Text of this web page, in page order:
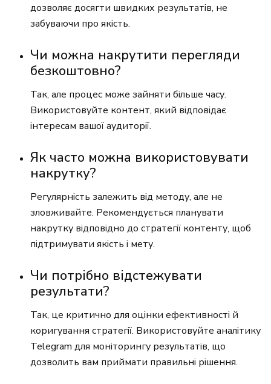
дозволяє досягти швидких результатів, не
забуваючи про якість.
Чи можна накрутити перегляди
безкоштовно?
Так, але процес може зайняти більше часу.
Використовуйте контент, який відповідає
інтересам вашої аудиторії.
Як часто можна використовувати
накрутку?
Регулярність залежить від методу, але не
зловживайте. Рекомендується планувати
накрутку відповідно до стратегії контенту, щоб
підтримувати якість і мету.
Чи потрібно відстежувати
результати?
Так, це критично для оцінки ефективності й
коригування стратегії. Використовуйте аналітику
Telegram для моніторингу результатів, що
дозволить вам приймати правильні рішення.